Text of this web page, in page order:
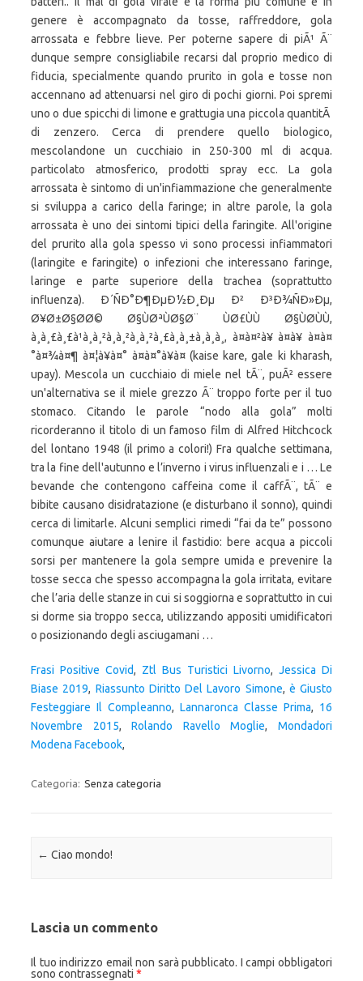
Frasi Positive Covid, Ztl Bus Turistici Livorno, Jessica Di
Biase 2019, Riassunto Diritto Del Lavoro Simone, è Giusto
Festeggiare Il Compleanno, Lannaronca Classe Prima, 16
Novembre 2015,Rolando Ravello Moglie,Mondadori
Modena Facebook,
Categoria: Senza categoria
Navigazione articolo
← Ciao mondo!
Lascia un commento
Il tuo indirizzo email non sarà pubblicato. I campi obbligatori
sono contrassegnati *